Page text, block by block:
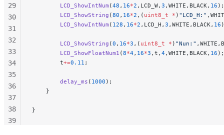
        LCD_ShowIntNum
(48 , 16*2 ,LCD_W, 3 ,WHITE,BLACK, 16 );
        LCD_ShowString
(80 , 16*2 ,( uint8_t * ) "LCD_H:"
        LCD_ShowIntNum
( 128 , 16*2 ,LCD_H, 3 ,WHITE,BLACK, 16
        LCD_ShowString
(0 , 16*3 ,( uint8_t * ) "Nun:"
        LCD_ShowFloatNum1
(8*4, 16*3 ,t, 4,WHITE,BLACK, 16 );
        t
+=0.11 ;
        delay_ms
( 1000 );
    }
}
29
30
31
32
33
34
35
36
37
38
39